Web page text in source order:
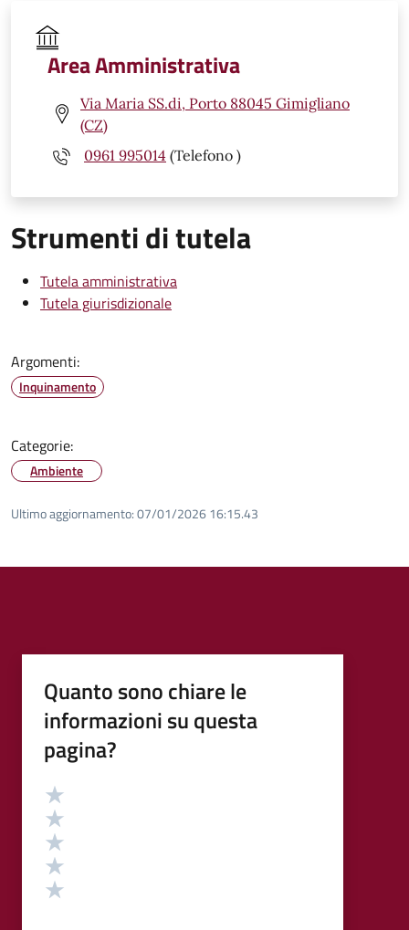
Area Amministrativa
Via Maria SS.di, Porto 88045 Gimigliano
(CZ)
0961 995014 (Telefono )
Strumenti di tutela
Tutela amministrativa
Tutela giurisdizionale
Argomenti:
Inquinamento
Categorie:
Ambiente
Ultimo aggiornamento:07/01/2026 16:15.43
Quanto sono chiare le
informazioni su questa
pagina?
Valutazione